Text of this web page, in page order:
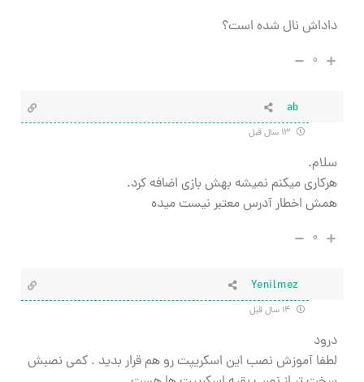
داداش نال شده است؟
۰
ab
سلام.
هرکاری میکنم نمیشه بهش بازی اضافه کرد.
همش اخطار آدرس معتبر نیست میده
۰
Yenilmez
درود
لطفا آموزش نصب این اسکریپت رو هم قرار بدید . کمی نصبش